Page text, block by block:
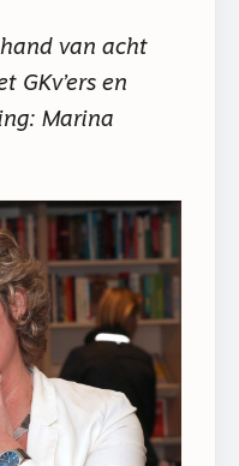
hand van acht
GKv’ers en
Marina